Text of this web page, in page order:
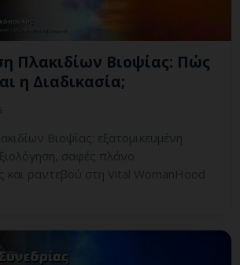
Πλακιδίων Βιοψίας: Πώς
η Διαδικασία;
Βιοψίας: εξατομικευμένη
σαφές πλάνο
και ραντεβού στη Vital WomanHood